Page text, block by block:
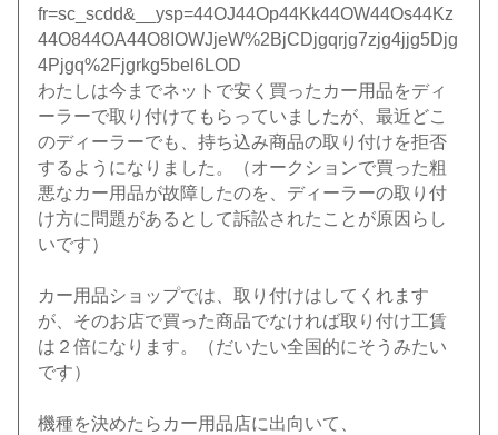
fr=sc_scdd&__ysp=44OJ44Op44Kk44OW44Os44Kz
44O844OA44O8IOWJjeW%2BjCDjgqrjg7zjg4jjg5Djg
4Pjgq%2Fjgrkg5bel6LOD
わたしは今までネットで安く買ったカー用品をディ
ーラーで取り付けてもらっていましたが、最近どこ
のディーラーでも、持ち込み商品の取り付けを拒否
するようになりました。（オークションで買った粗
悪なカー用品が故障したのを、ディーラーの取り付
け方に問題があるとして訴訟されたことが原因らし
いです）
カー用品ショップでは、取り付けはしてくれます
が、そのお店で買った商品でなければ取り付け工賃
は２倍になります。（だいたい全国的にそうみたい
です）
機種を決めたらカー用品店に出向いて、